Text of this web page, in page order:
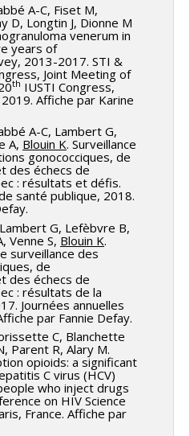
A-C, Fiset M,
D, Longtin J, Dionne M
venerum in
years of
2013-2017. STI &
Joint Meeting of
th IUSTI Congress,
Affiche par Karine
A-C, Lambert G,
A, Blouin K. Surveillance
gonococciques, de
des échecs de
: résultats et défis.
santé publique, 2018.
G, Lefèbvre B,
Venne S, Blouin K.
surveillance des
de
des échecs de
: résultats de la
Journées annuelles
par Fannie Defay.
C, Blanchette
Parent R, Alary M.
opioids: a significant
C virus (HCV)
who inject drugs
on HIV Science
France. Affiche par